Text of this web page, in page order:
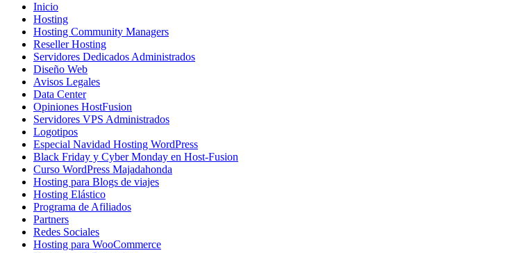
Inicio
Hosting
Hosting Community Managers
Reseller Hosting
Servidores Dedicados Administrados
Diseño Web
Avisos Legales
Data Center
Opiniones HostFusion
Servidores VPS Administrados
Logotipos
Especial Navidad Hosting WordPress
Black Friday y Cyber Monday en Host-Fusion
Curso WordPress Majadahonda
Hosting para Blogs de viajes
Hosting Elástico
Programa de Afiliados
Partners
Redes Sociales
Hosting para WooCommerce